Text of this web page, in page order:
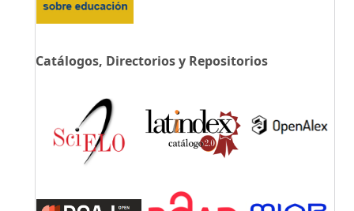
Catálogos, Directorios y Repositorios